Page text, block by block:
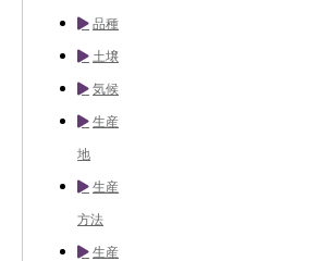
品種
土壌
気候
生産
地
生産
方法
生産